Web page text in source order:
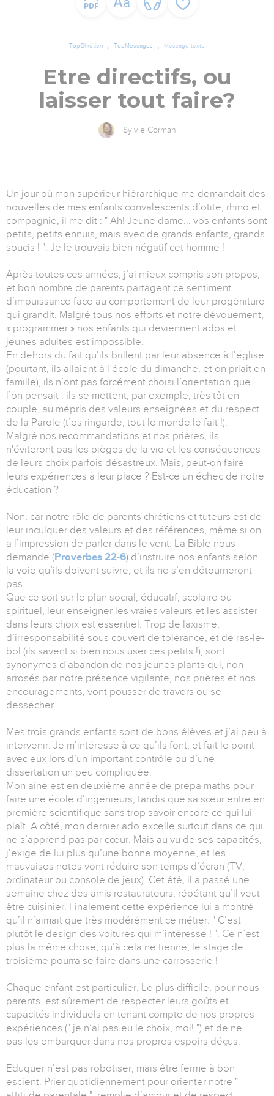
TopChrétien TopMessages Message texte
Etre directifs, ou
laisser tout faire?
Sylvie Corman
Un jour où mon supérieur hiérarchique me demandait des
nouvelles de mes enfants convalescents d’otite, rhino et
compagnie, il me dit : " Ah! Jeune dame... vos enfants sont
petits, petits ennuis, mais avec de grands enfants, grands
soucis ! ". Je le trouvais bien négatif cet homme !
Après toutes ces années, j’ai mieux compris son propos,
et bon nombre de parents partagent ce sentiment
d’impuissance face au comportement de leur progéniture
qui grandit. Malgré tous nos efforts et notre dévouement,
« programmer » nos enfants qui deviennent ados et
jeunes adultes est impossible.
En dehors du fait qu’ils brillent par leur absence à l’église
(pourtant, ils allaient à l’école du dimanche, et on priait en
famille), ils n’ont pas forcément choisi l’orientation que
l’on pensait : ils se mettent, par exemple, très tôt en
couple, au mépris des valeurs enseignées et du respect
de la Parole (t’es ringarde, tout le monde le fait !).
Malgré nos recommandations et nos prières, ils
n'éviteront pas les pièges de la vie et les conséquences
de leurs choix parfois désastreux. Mais, peut-on faire
leurs expériences à leur place ? Est-ce un échec de notre
éducation ?
Non, car notre rôle de parents chrétiens et tuteurs est de
leur inculquer des valeurs et des références, même si on
a l’impression de parler dans le vent. La Bible nous
demande (Proverbes 22-6) d’instruire nos enfants selon
la voie qu’ils doivent suivre, et ils ne s’en détourneront
pas.
Que ce soit sur le plan social, éducatif, scolaire ou
spirituel, leur enseigner les vraies valeurs et les assister
dans leurs choix est essentiel. Trop de laxisme,
d’irresponsabilité sous couvert de tolérance, et de ras-le-
bol (ils savent si bien nous user ces petits !), sont
synonymes d’abandon de nos jeunes plants qui, non
arrosés par notre présence vigilante, nos prières et nos
encouragements, vont pousser de travers ou se
dessécher.
Mes trois grands enfants sont de bons élèves et j’ai peu à
intervenir. Je m’intéresse à ce qu’ils font, et fait le point
avec eux lors d’un important contrôle ou d’une
dissertation un peu compliquée.
Mon aîné est en deuxième année de prépa maths pour
faire une école d’ingénieurs, tandis que sa sœur entre en
première scientifique sans trop savoir encore ce qui lui
plaît. A côté, mon dernier ado excelle surtout dans ce qui
ne s’apprend pas par cœur. Mais au vu de ses capacités,
j’exige de lui plus qu’une bonne moyenne, et les
mauvaises notes vont réduire son temps d’écran (TV,
ordinateur ou console de jeux). Cet été, il a passé une
semaine chez des amis restaurateurs, répétant qu’il veut
être cuisinier. Finalement cette expérience lui a montré
qu’il n’aimait que très modérément ce métier. " C’est
plutôt le design des voitures qui m’intéresse ! ". Ce n’est
plus la même chose; qu’à cela ne tienne, le stage de
troisième pourra se faire dans une carrosserie !
Chaque enfant est particulier. Le plus difficile, pour nous
parents, est sûrement de respecter leurs goûts et
capacités individuels en tenant compte de nos propres
expériences (" je n’ai pas eu le choix, moi! ") et de ne
pas les embarquer dans nos propres espoirs déçus.
Eduquer n’est pas robotiser, mais être ferme à bon
escient. Prier quotidiennement pour orienter notre "